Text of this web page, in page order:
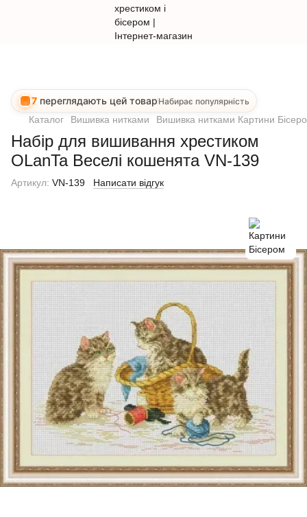
7 переглядають цей товар Набирає популярність
Каталог Вишивка нитками Вишивка нитками Картини
Набір для вишивання хрестиком
OLanTa Веселі кошенята VN-139
Артикул: VN-139 Написати відгук